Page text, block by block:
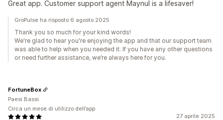
Great app. Customer support agent Maynul is a lifesaver!
GroPulse ha risposto 6 agosto 2025
Thank you so much for your kind words!
We're glad to hear you're enjoying the app and that our support team
was able to help when you needed it. If you have any other questions
or need further assistance, we’re always here for you.
27 aprile 2025
FortuneBox
Paesi Bassi
Circa un mese di utilizzo dell’app